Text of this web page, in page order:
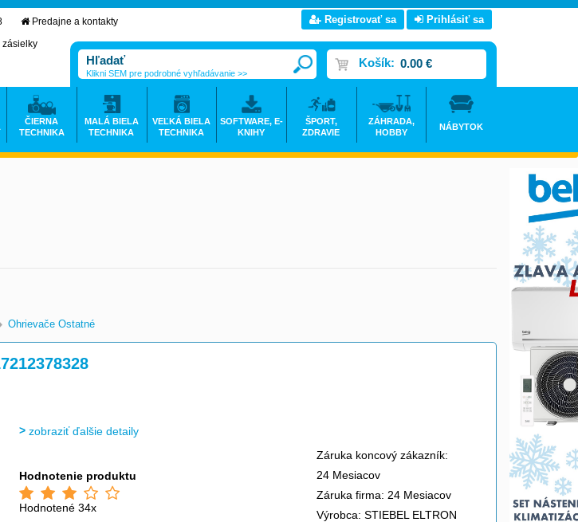
Ohrievače Ostatné
zobraziť ďalšie detaily
Hodnotenie produktu
Hodnotené 34x
Záruka koncový zákazník:
24 Mesiacov
Záruka firma: 24 Mesiacov
Výrobca: STIEBEL ELTRON
Predajne a kontakty
Registrovať sa Prihlásiť sa
Košík: 0.00 €
Klikni SEM pre podrobné vyhľadávanie >>
ČIERNA
TECHNIKA
MALÁ BIELA
TECHNIKA
VEĽKÁ BIELA
TECHNIKA
SOFTWARE, E-
KNIHY
ŠPORT,
ZDRAVIE
ZÁHRADA,
HOBBY
NÁBYTOK